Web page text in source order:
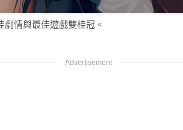
情與最佳遊戲雙桂冠。